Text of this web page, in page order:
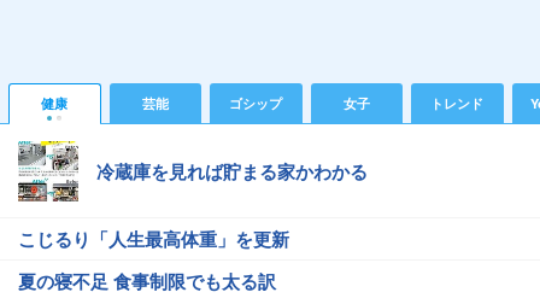
健康 芸能 ゴシップ 女子 トレンド
冷蔵庫を見れば貯まる家かわかる
こじるり「人生最高体重」を更新
夏の寝不足 食事制限でも太る訳